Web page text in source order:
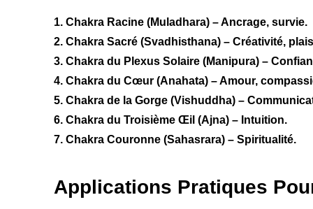
1. Chakra Racine (Muladhara) – Ancrage, survie.
2. Chakra Sacré (Svadhisthana) – Créativité,
3. Chakra du Plexus Solaire (Manipura) –
4. Chakra du Cœur (Anahata) – Amour,
5. Chakra de la Gorge (Vishuddha) –
6. Chakra du Troisième Œil (Ajna) – Intuition.
7. Chakra Couronne (Sahasrara) – Spiritualité.
Applications Pratiques